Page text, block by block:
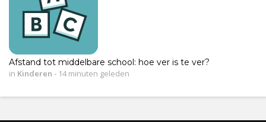
Afstand tot middelbare school: hoe ver is te ver?
in Kinderen - 14 minuten geleden